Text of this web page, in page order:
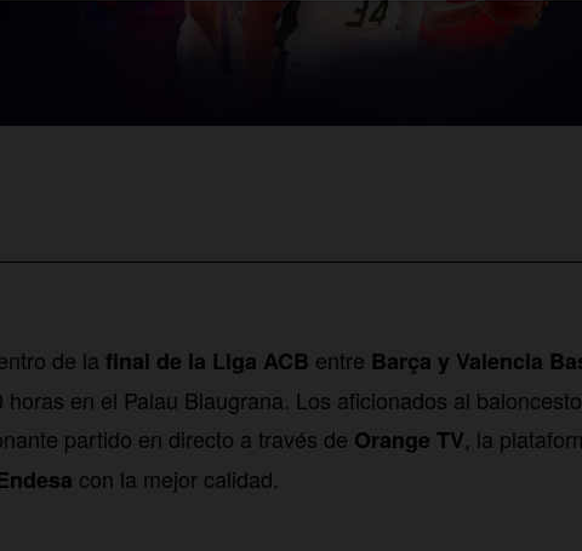
de la final de la Liga ACB entre Barça y Valencia
horas en el Palau Blaugrana. Los aficionados al
partido en directo a través de Orange TV, la
con la mejor calidad.